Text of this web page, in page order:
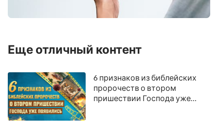
148
Еще отличный контент
6 признаков из библейских
пророчеств о втором
пришествии Господа уже